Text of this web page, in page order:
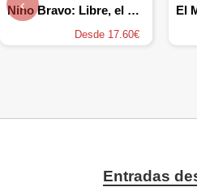
Nino Bravo: Libre, el musical
Desde 17.60€
‹
Entradas